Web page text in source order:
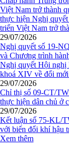
Việt Nam trở thành
thực hiện Nghị
triển Việt Nam trở
29/07/2026
Nghị quyết số 19-
và Chương trình
Nghị quyết Hội nghị
khoá XIV về đổi
29/07/2026
Chỉ thị số 09-CT/
thực hiện dân chủ ở
29/07/2026
Kết luận số 75-KL/
với biến đổi khí hậu
Xem thêm